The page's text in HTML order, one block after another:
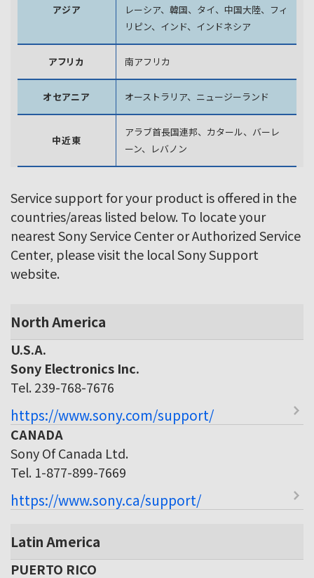
アジア
レーシア、韓国、 タイ、中国大陸、フィ
リピン、インド、インドネシア
アフリカ 南アフリカ
オセアニア オーストラリア、ニュージーランド
中近東
アラブ首長国連邦、カタール、バーレ
ーン、レバノン
Service support for your product is offered in the
countries/areas listed below. To locate your
nearest Sony Service Center or Authorized Service
Center, please visit the local Sony Support
website.
North America
U.S.A.
Sony Electronics Inc.
Tel. 239-768-7676
https://www.sony.com/support/
CANADA
Sony Of Canada Ltd.
Tel. 1-877-899-7669
https://www.sony.ca/support/
Latin America
PUERTO RICO